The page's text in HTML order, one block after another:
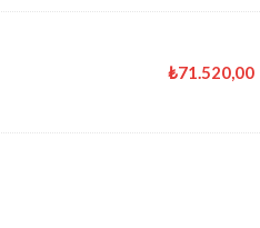
₺71.520,00